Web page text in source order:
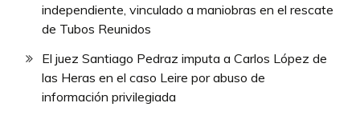
independiente, vinculado a maniobras en el rescate
de Tubos Reunidos
El juez Santiago Pedraz imputa a Carlos López de
las Heras en el caso Leire por abuso de
información privilegiada